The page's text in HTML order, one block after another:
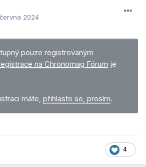
2024
pouze registrovaným
na Chronomag Fórum je
máte, přihlaste se, prosím.
4